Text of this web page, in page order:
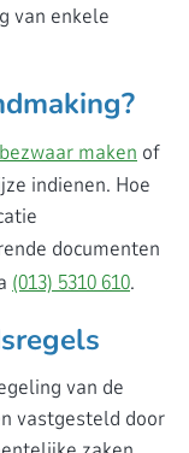
van enkele
bezwaar maken of
indienen. Hoe
documenten
(013) 5310 610.
van de
vastgesteld door